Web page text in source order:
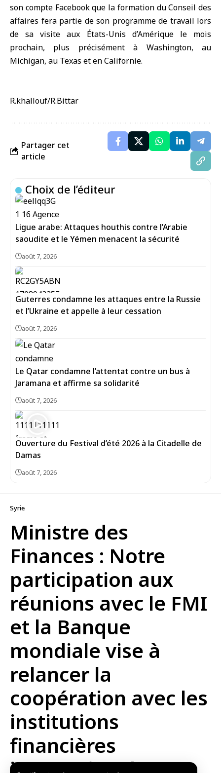
son compte Facebook que la formation du Conseil des
affaires fera partie de son programme de travail lors
de sa visite aux États-Unis d’Amérique le mois
prochain, plus précisément à Washington, au
Michigan, au Texas et en Californie.
‏R.khallouf/R.Bittar
Partager cet
article
Choix de l’éditeur
Ligue arabe: Attaques houthis contre l’Arabie
saoudite et le Yémen menacent la sécurité
août 7, 2026
Guterres condamne les attaques entre la Russie
et l’Ukraine et appelle à leur cessation
août 7, 2026
Le Qatar condamne l’attentat contre un bus à
Jaramana et affirme sa solidarité
août 7, 2026
Ouverture du Festival d’été 2026 à la Citadelle de
Damas
août 7, 2026
Syrie
Ministre des
Finances : Notre
participation aux
réunions avec le FMI
et la Banque
mondiale vise à
relancer la
coopération avec les
institutions
financières